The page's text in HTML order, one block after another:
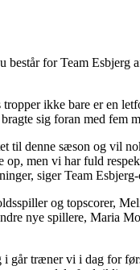
består for Team
ikke bare er en
sig foran med fem
til denne sæson og vil
op, men vi har fuld
siger Team
og topscorer,
nye spillere, Maria
går træner vi i dag for